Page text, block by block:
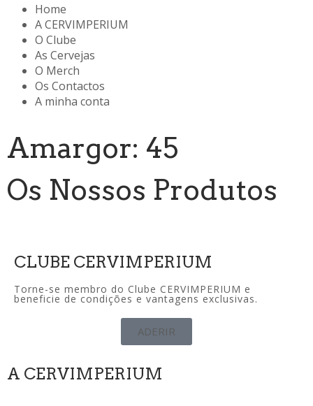
Home
A CERVIMPERIUM
O Clube
As Cervejas
O Merch
Os Contactos
A minha conta
Amargor: 45
Os Nossos Produtos
CLUBE CERVIMPERIUM
Torne-se membro do Clube CERVIMPERIUM e
beneficie de condições e vantagens exclusivas.
ADERIR
A CERVIMPERIUM